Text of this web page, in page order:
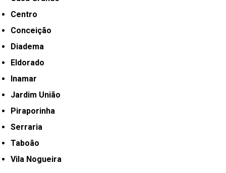
Centro
Conceição
Diadema
Eldorado
Inamar
Jardim União
Piraporinha
Serraria
Taboão
Vila Nogueira